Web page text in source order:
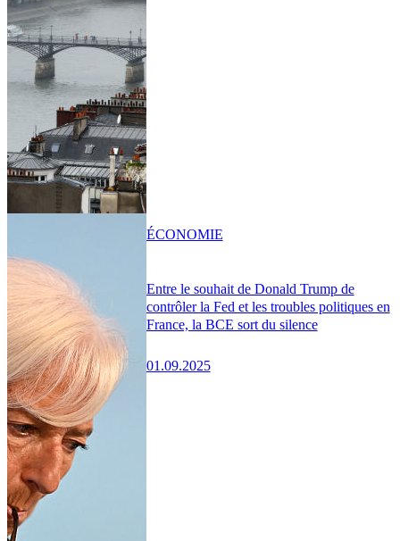
Entre le souhait de Donald Trump de
contrôler la Fed et les troubles politiques en
France, la BCE sort du silence
01.09.2025
ÉCONOMIE